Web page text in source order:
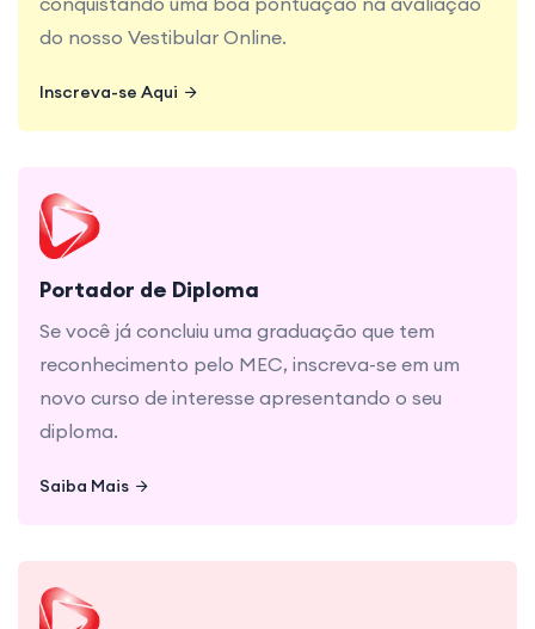
Simplifique o seu ingresso na faculdade
do nosso Vestibular Online.
Inscreva-se Aqui
Portador de Diploma
Se você já concluiu uma graduação que tem
reconhecimento pelo MEC, inscreva-se em um
diploma.
reconhecimento pelo MEC, inscreva-se em um
novo curso de interesse apresentando o seu
diploma.